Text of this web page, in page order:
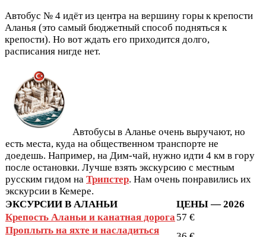
Автобус № 4 идёт из центра на вершину горы к крепости
Аланья (это самый бюджетный способ подняться к
крепости). Но вот ждать его приходится долго,
расписания нигде нет.
Автобусы в Аланье очень выручают, но
есть места, куда на общественном транспорте не
доедешь. Например, на Дим-чай, нужно идти 4 км в гору
после остановки. Лучше взять экскурсию с местным
русским гидом на Трипстер. Нам очень понравились их
экскурсии в Кемере.
ЭКСУРСИИ В АЛАНЬИ
ЦЕНЫ — 2026
Крепость Аланьи и канатная дорога 57 €
Проплыть на яхте и насладиться